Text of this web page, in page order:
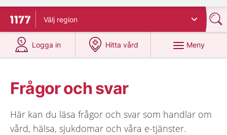
Till startsidan för 1177
Välj region
Logga in
på 1177.se
Hitta vård
på 1177.se
Meny
Frågor och svar
Här kan du läsa frågor och svar som handlar om
vård, hälsa, sjukdomar och våra e-tjänster.